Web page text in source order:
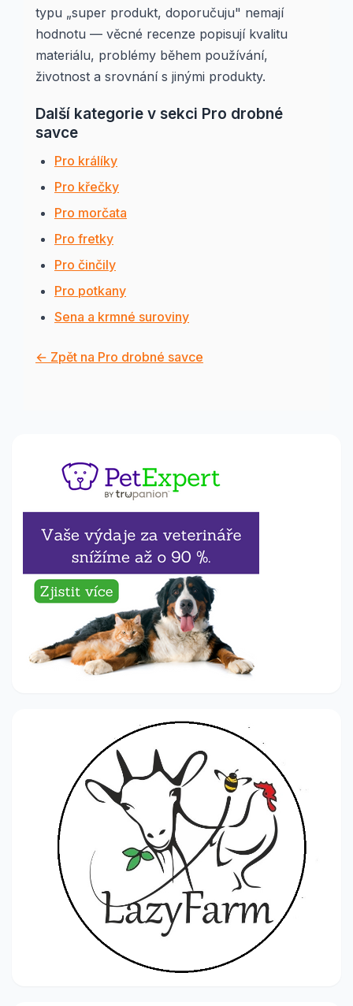
typu „super produkt, doporučuju" nemají
hodnotu — věcné recenze popisují kvalitu
materiálu, problémy během používání,
životnost a srovnání s jinými produkty.
Další kategorie v sekci Pro drobné
savce
Pro králíky
Pro křečky
Pro morčata
Pro fretky
Pro činčily
Pro potkany
Sena a krmné suroviny
← Zpět na Pro drobné savce